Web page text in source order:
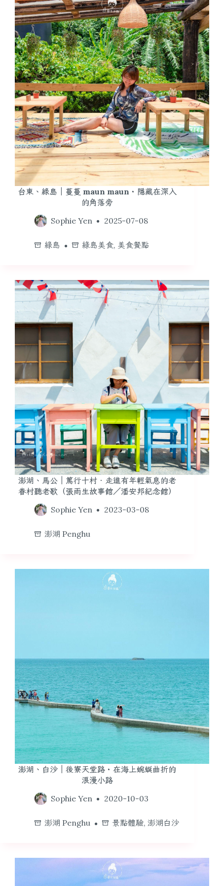
台東、綠島｜蔓蔓 maun maun・隱藏在深入
的角落旁
Sophie Yen
2025-07-08
綠島 綠島美食, 美食餐點
澎湖、馬公｜篤行十村．走進有年輕氣息的老
眷村聽老歌（張雨生故事館／潘安邦紀念館）
Sophie Yen
2023-03-08
澎湖 Penghu
澎湖、白沙｜後寮天堂路・在海上蜿蜒曲折的
浪漫小路
Sophie Yen
2020-10-03
澎湖 Penghu 景點體驗, 澎湖白沙